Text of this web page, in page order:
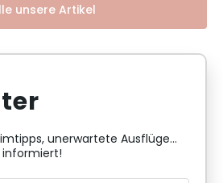
unsere Artikel
unerwartete Ausflüge...
informiert!